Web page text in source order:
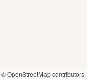
© OpenStreetMap contributors